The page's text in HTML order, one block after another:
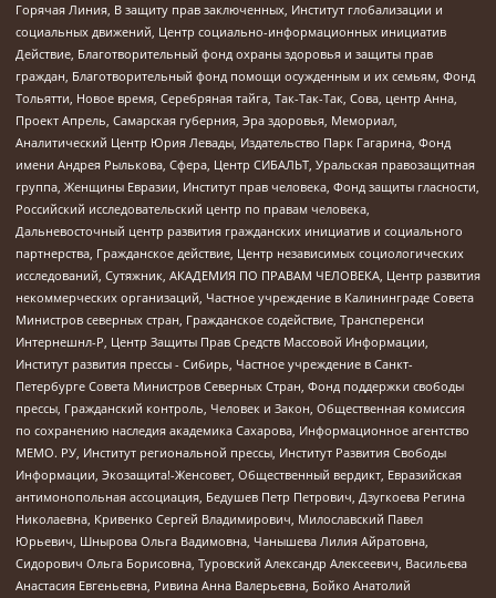
Горячая Линия, В защиту прав заключенных, Институт глобализации и
социальных движений, Центр социально-информационных инициатив
Действие, Благотворительный фонд охраны здоровья и защиты прав
граждан, Благотворительный фонд помощи осужденным и их семьям, Фонд
Тольятти, Новое время, Серебряная тайга, Так-Так-Так, Сова, центр Анна,
Проект Апрель, Самарская губерния, Эра здоровья, Мемориал,
Аналитический Центр Юрия Левады, Издательство Парк Гагарина, Фонд
имени Андрея Рылькова, Сфера, Центр СИБАЛЬТ, Уральская правозащитная
группа, Женщины Евразии, Институт прав человека, Фонд защиты гласности,
Российский исследовательский центр по правам человека,
Дальневосточный центр развития гражданских инициатив и социального
партнерства, Гражданское действие, Центр независимых социологических
исследований, Сутяжник, АКАДЕМИЯ ПО ПРАВАМ ЧЕЛОВЕКА, Центр развития
некоммерческих организаций, Частное учреждение в Калининграде Совета
Министров северных стран, Гражданское содействие, Трансперенси
Интернешнл-Р, Центр Защиты Прав Средств Массовой Информации,
Институт развития прессы - Сибирь, Частное учреждение в Санкт-
Петербурге Совета Министров Северных Стран, Фонд поддержки свободы
прессы, Гражданский контроль, Человек и Закон, Общественная комиссия
по сохранению наследия академика Сахарова, Информационное агентство
МЕМО. РУ, Институт региональной прессы, Институт Развития Свободы
Информации, Экозащита!-Женсовет, Общественный вердикт, Евразийская
антимонопольная ассоциация, Бедушев Петр Петрович, Дзугкоева Регина
Николаевна, Кривенко Сергей Владимирович, Милославский Павел
Юрьевич, Шнырова Ольга Вадимовна, Чанышева Лилия Айратовна,
Сидорович Ольга Борисовна, Туровский Александр Алексеевич, Васильева
Анастасия Евгеньевна, Ривина Анна Валерьевна, Бойко Анатолий